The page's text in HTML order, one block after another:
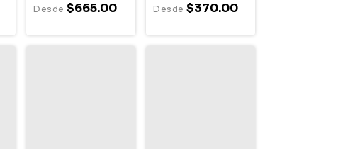
$665.00 $370.00